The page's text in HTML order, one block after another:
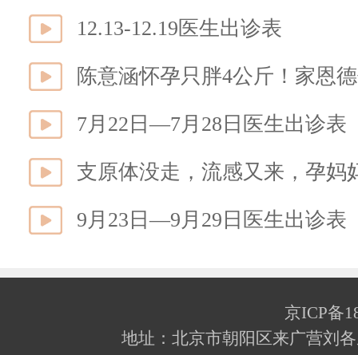
12.13-12.19医生出诊表
7月22日—7月28日医生出诊表
支原体没走，流感又来，孕妈
9月23日—9月29日医生出诊表
京ICP备
地址：北京市朝阳区来广营刘